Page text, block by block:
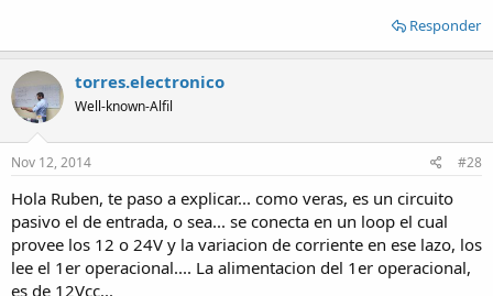
Responder
torres.electronico
Well-known-Alfil
Nov 12, 2014 #28
Hola Ruben, te paso a explicar... como veras, es un circuito
pasivo el de entrada, o sea... se conecta en un loop el cual
provee los 12 o 24V y la variacion de corriente en ese lazo, los
lee el 1er operacional.... La alimentacion del 1er operacional,
es de 12Vcc...